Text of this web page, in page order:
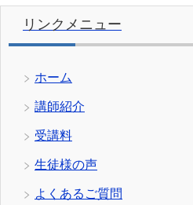
リンクメニュー
ホーム
講師紹介
受講料
生徒様の声
よくあるご質問